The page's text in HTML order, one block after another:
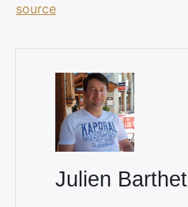
source
Julien Barthet